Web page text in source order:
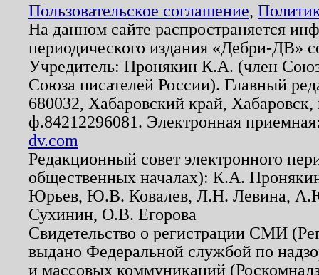
Пользовательское соглашение,
На данном сайте распространяется
периодического издания «Дебри-ДВ»
Учредитель: Пронякин К.А. (член
Союза писателей России). Главный
680032, Хабаровский край,
ф.84212296081. Электронная
dv.com
Редакционный совет электронного
общественных началах): К.А.
Юрьев, Ю.В. Ковалев, Л.Н. Левина,
Сухинин, О.В. Егорова
Свидетельство о регистрации СМИ
выдано Федеральной службой по
и массовых коммуникаций